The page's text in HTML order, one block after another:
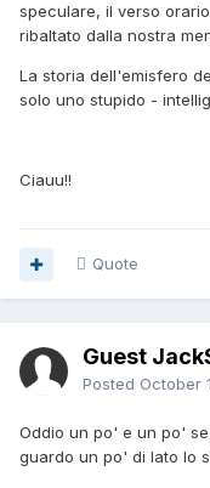
speculare, il verso
ribaltato dalla nostra
La storia dell'emisfero
solo uno stupido -
Ciauu!!
Quote
Guest
Posted October
Oddio un po' e un po'
guardo un po' di lato lo